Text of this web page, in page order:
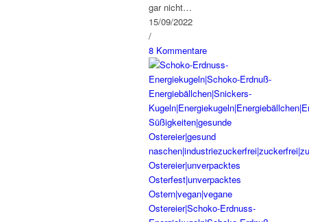
gar nicht…
15/09/2022
/
8 Kommentare